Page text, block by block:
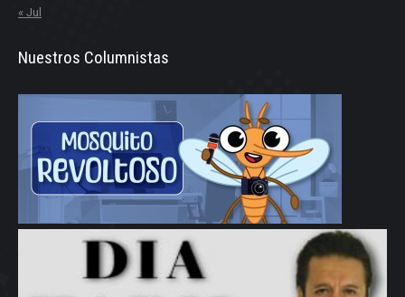
« Jul
Nuestros Columnistas